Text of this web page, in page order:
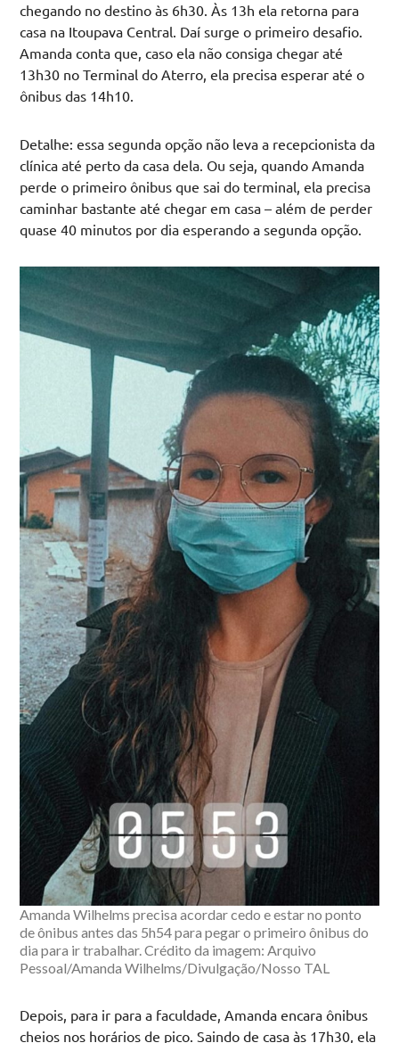
chegando no destino às 6h30. Às 13h ela retorna para
casa na Itoupava Central. Daí surge o primeiro desafio.
Amanda conta que, caso ela não consiga chegar até
13h30 no Terminal do Aterro, ela precisa esperar até o
ônibus das 14h10.
Detalhe: essa segunda opção não leva a recepcionista da
clínica até perto da casa dela. Ou seja, quando Amanda
perde o primeiro ônibus que sai do terminal, ela precisa
caminhar bastante até chegar em casa – além de perder
quase 40 minutos por dia esperando a segunda opção.
Amanda Wilhelms precisa acordar cedo e estar no ponto
de ônibus antes das 5h54 para pegar o primeiro ônibus do
dia para ir trabalhar. Crédito da imagem: Arquivo
Pessoal/Amanda Wilhelms/Divulgação/Nosso TAL
Depois, para ir para a faculdade, Amanda encara ônibus
cheios nos horários de pico. Saindo de casa às 17h30, ela